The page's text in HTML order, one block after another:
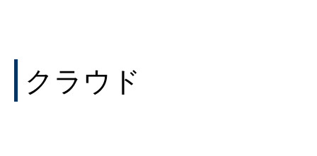
クラウド